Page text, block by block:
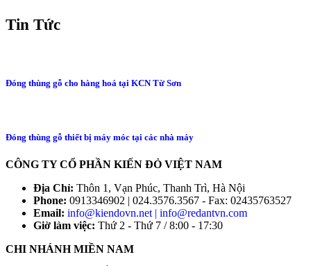
Tin Tức
Đóng thùng gỗ cho hàng hoá tại KCN Từ Sơn
Đóng thùng gỗ thiết bị máy móc tại các nhà máy
CÔNG TY CỔ PHẦN KIẾN ĐỎ VIỆT NAM
Địa Chỉ: Thôn 1, Vạn Phúc, Thanh Trì, Hà Nội
Phone: 0913346902 | 024.3576.3567 - Fax: 02435763527
Email: info@kiendovn.net | info@redantvn.com
Giờ làm việc: Thứ 2 - Thứ 7 / 8:00 - 17:30
CHI NHÁNH MIỀN NAM